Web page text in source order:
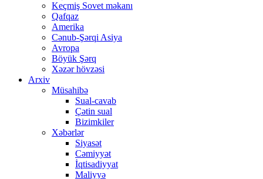
Keçmiş Sovet məkanı
Qafqaz
Amerika
Cənub-Şərqi Asiya
Avropa
Böyük Şərq
Xəzər hövzəsi
Arxiv
Müsahibə
Sual-cavab
Çətin sual
Bizimkiler
Xəbərlər
Siyasət
Cəmiyyət
İqtisadiyyat
Maliyyə